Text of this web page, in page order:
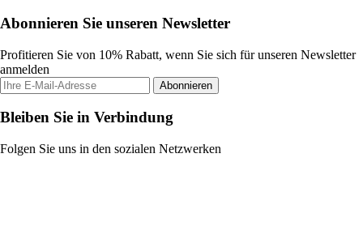
Abonnieren Sie unseren Newsletter
Profitieren Sie von 10% Rabatt, wenn Sie sich für unseren Newsletter
anmelden
Abonnieren
Bleiben Sie in Verbindung
Folgen Sie uns in den sozialen Netzwerken